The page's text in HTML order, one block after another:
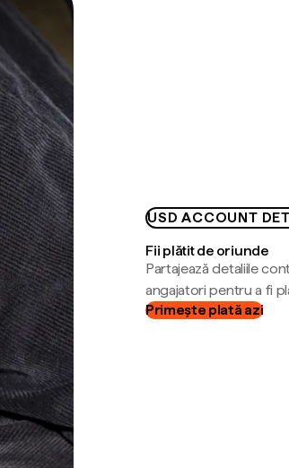
USD ACCOUNT
Fii plătit de oriunde
Partajează detaliile
angajatori pentru a fi
Primește plată azi